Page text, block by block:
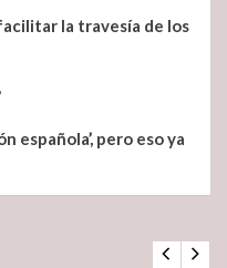
la travesía de los
española’, pero eso ya